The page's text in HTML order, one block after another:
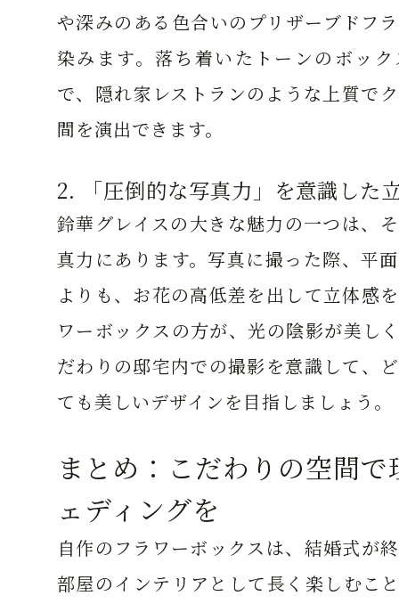
や深みのある色合いのプリザーブドフ
染みます。落ち着いたトーンのボッ
で、隠れ家レストランのような上質で
間を演出できます。
2. 「圧倒的な写真力」を意識した
鈴華グレイスの大きな魅力の一つは、
真力にあります。写真に撮った際、平
よりも、お花の高低差を出して立体感
ワーボックスの方が、光の陰影が美し
だわりの邸宅内での撮影を意識して、
ても美しいデザインを目指しましょう。
まとめ：こだわりの空間
ェディングを
自作のフラワーボックスは、結婚式が
部屋のインテリアとして長く楽しむこ